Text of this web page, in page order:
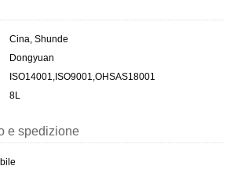
Cina, Shunde
Dongyuan
ISO14001,ISO9001,OHSAS18001
8L
e spedizione